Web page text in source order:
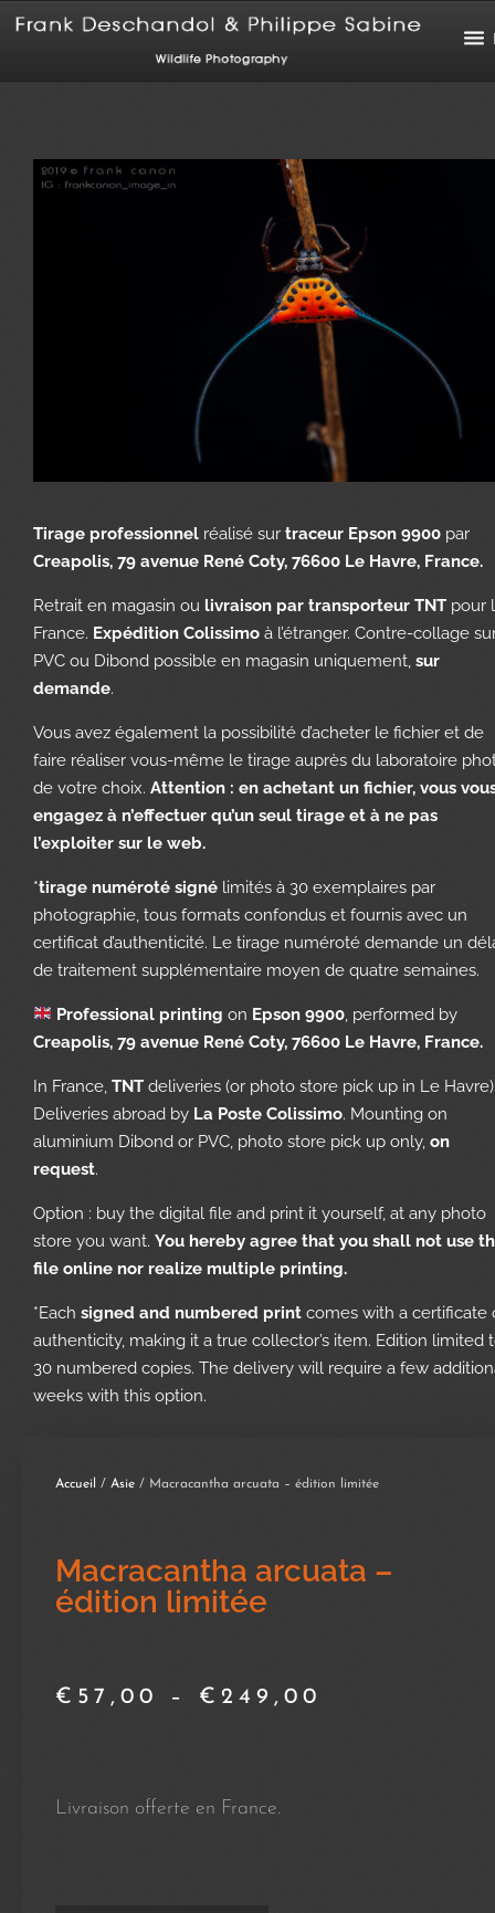
Tirage professionnel réalisé sur traceur Epson 9900 par
Creapolis, 79 avenue René Coty, 76600 Le Havre, France.
Retrait en magasin ou livraison par transporteur TNT pour
France. Expédition Colissimo à l’étranger. Contre-collage
PVC ou Dibond possible en magasin uniquement, sur
demande.
Vous avez également la possibilité d’acheter le fichier et de
faire réaliser vous-même le tirage auprès du laboratoire
de votre choix. Attention : en achetant un fichier, vous
engagez à n’effectuer qu’un seul tirage et à ne pas
l’exploiter sur le web.
*tirage numéroté signé limités à 30 exemplaires par
photographie, tous formats confondus et fournis avec un
certificat d’authenticité. Le tirage numéroté demande un
de traitement supplémentaire moyen de quatre semaines.
Professional printing on Epson 9900 , performed by
Creapolis, 79 avenue René Coty, 76600 Le Havre, France.
In France, TNT deliveries (or photo store pick up in Le
Deliveries abroad by La Poste Colissimo. Mounting on
aluminium Dibond or PVC, photo store pick up only, on
request.
Option : buy the digital file and print it yourself, at any photo
store you want. You hereby agree that you shall not use
file online nor realize multiple printing.
*Each signed and numbered print comes with a certificate
authenticity, making it a true collector’s item. Edition limited
30 numbered copies. The delivery will require a few
weeks with this option.
Accueil / Asie / Macracantha arcuata – édition limitée
Macracantha arcuata –
édition limitée
€ 57,00 – € 249,00
Livraison offerte en France.